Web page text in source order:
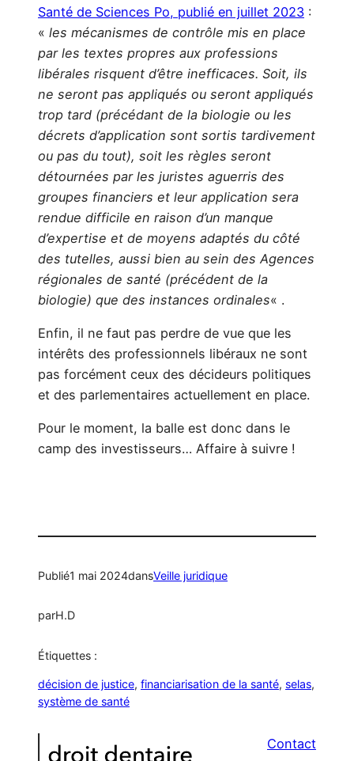
Santé de Sciences Po, publié en juillet 2023 :
« les mécanismes de contrôle mis en place
par les textes propres aux professions
libérales risquent d’être inefficaces. Soit, ils
ne seront pas appliqués ou seront appliqués
trop tard (précédant de la biologie ou les
décrets d’application sont sortis tardivement
ou pas du tout), soit les règles seront
détournées par les juristes aguerris des
groupes financiers et leur application sera
rendue difficile en raison d’un manque
d’expertise et de moyens adaptés du côté
des tutelles, aussi bien au sein des Agences
régionales de santé (précédent de la
biologie) que des instances ordinales« .
Enfin, il ne faut pas perdre de vue que les
intérêts des professionnels libéraux ne sont
pas forcément ceux des décideurs politiques
et des parlementaires actuellement en place.
Pour le moment, la balle est donc dans le
camp des investisseurs… Affaire à suivre !
Publié1 mai 2024dansVeille juridique
parH.D
Étiquettes :
décision de justice, financiarisation de la santé, selas
système de santé
Contact